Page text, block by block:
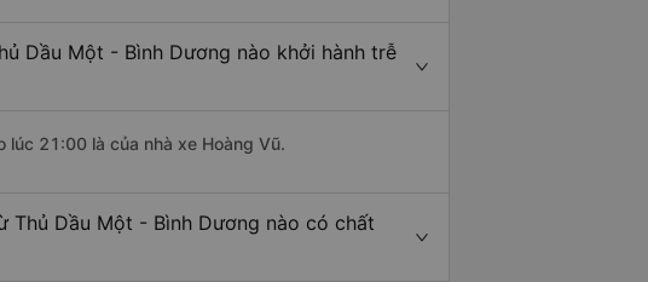
Dầu Một - Bình Dương nào khởi hành trễ
lúc 21:00 là của nhà xe Hoàng Vũ.
Thủ Dầu Một - Bình Dương nào có chất